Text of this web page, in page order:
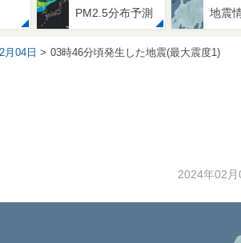
PM2.5分布予測 地震
月04日 03時46分頃発生した地震(最大震度1)
2024年02